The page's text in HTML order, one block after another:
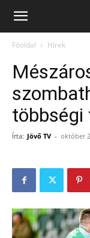
Jövő
Főoldal Hírek
többségi
Írta: Jövő TV - október